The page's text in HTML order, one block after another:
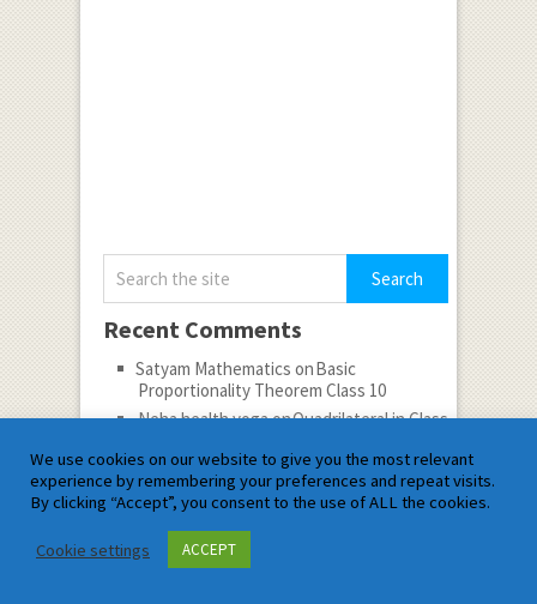
Recent Comments
Satyam Mathematics onBasic
Proportionality Theorem Class 10
Neha health yogaonQuadrilateral in Class
Neha health yogaonSuggestion for
JoSAA Counselling 2026
Inequalities
Neha health yoga
We use cookies on our website to give you the most relevant
experience by remembering your preferences and repeat visits.
By clicking “Accept”, you consent to the use of ALL the cookies.
Cookie settings ACCEPT